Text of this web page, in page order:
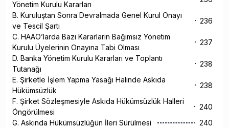
Yönetim Kurulu Kararları
B. Kuruluştan Sonra Devralmada Genel Kurul Onayı
ve Tescil Şartı
236
C. HAAO’larda Bazı Kararların Bağımsız Yönetim
Kurulu Üyelerinin Onayına Tabi Olması
237
D. Banka Yönetim Kurulu Kararları ve Toplantı
Tutanağı
238
E. Şirketle İşlem Yapma Yasağı Halinde Askıda
Hükümsüzlük
238
F. Şirket Sözleşmesiyle Askıda Hükümsüzlük Halleri
Öngörülmesi
240
G. Askında Hükümsüzlüğün İleri Sürülmesi
240